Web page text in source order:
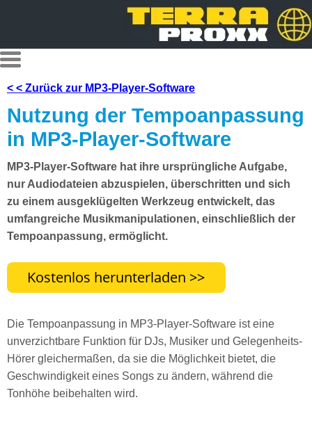
< < Zurück zur MP3-Player-Software
Nutzung der Tempoanpassung
in MP3-Player-Software
MP3-Player-Software hat ihre ursprüngliche Aufgabe,
nur Audiodateien abzuspielen, überschritten und sich
zu einem ausgeklügelten Werkzeug entwickelt, das
umfangreiche Musikmanipulationen, einschließlich der
Tempoanpassung, ermöglicht.
Die Tempoanpassung in MP3-Player-Software ist eine
unverzichtbare Funktion für DJs, Musiker und Gelegenheits-
Hörer gleichermaßen, da sie die Möglichkeit bietet, die
Geschwindigkeit eines Songs zu ändern, während die
Tonhöhe beibehalten wird.